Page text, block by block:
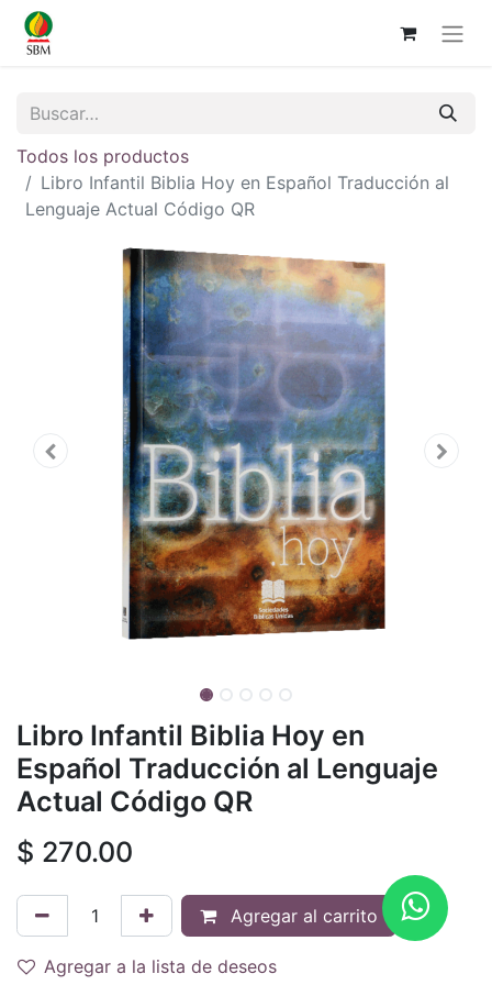
Todos los productos
Libro Infantil Biblia Hoy en Español Traducción al
Lenguaje Actual Código QR
Libro Infantil Biblia Hoy en
Español Traducción al Lenguaje
Actual Código QR
$ 270.00
Agregar al carrito
Agregar a la lista de deseos